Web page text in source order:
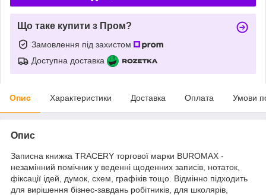
Що таке купити з Пром?
Замовлення під захистом
Доступна доставка
Опис Характеристики Доставка Оплата Умови
Опис
Записна книжка TRACERY торгової марки BUROMAX -
незамінний помічник у веденні щоденних записів, нотаток,
фіксації ідей, думок, схем, графіків тощо. Відмінно підходить
для вирішення бізнес-завдань робітників, для школярів,